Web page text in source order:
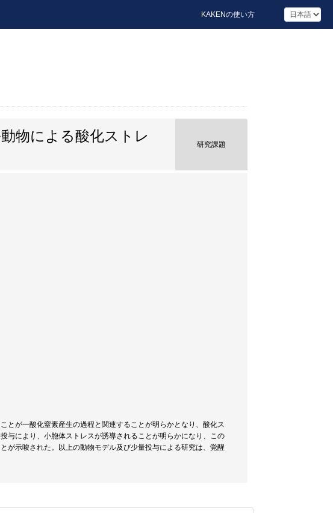
KAKENの使い方
物による酸化ストレ
研究課題
とが一酸化窒素産生の過程と関連することが明らかとなり、酸化ス
与により、小胞体ストレスが誘導されることが明らかになり、この
が示唆された。以上の動物モデル及び少量投与による研究は、覚醒